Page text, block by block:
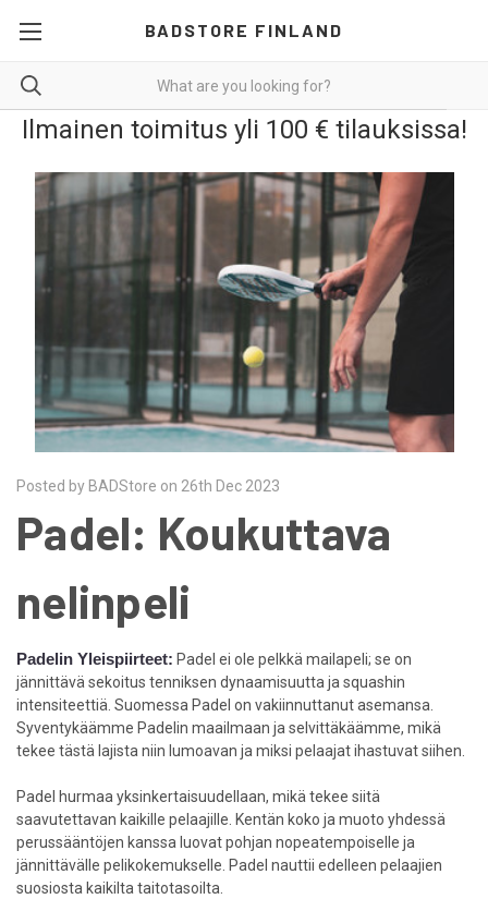
BADSTORE FINLAND
Ilmainen toimitus yli 100 € tilauksissa!
Posted by BADStore on 26th Dec 2023
Padel: Koukuttava
nelinpeli
Padelin Yleispiirteet: Padel ei ole pelkkä mailapeli; se on
jännittävä sekoitus tenniksen dynaamisuutta ja squashin
intensiteettiä. Suomessa Padel on vakiinnuttanut asemansa.
Syventykäämme Padelin maailmaan ja selvittäkäämme, mikä
tekee tästä lajista niin lumoavan ja miksi pelaajat ihastuvat siihen.
Padel hurmaa yksinkertaisuudellaan, mikä tekee siitä
saavutettavan kaikille pelaajille. Kentän koko ja muoto yhdessä
perussääntöjen kanssa luovat pohjan nopeatempoiselle ja
jännittävälle pelikokemukselle. Padel nauttii edelleen pelaajien
suosiosta kaikilta taitotasoilta.